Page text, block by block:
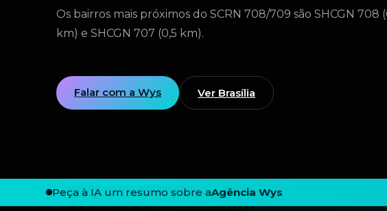
Os bairros mais próximos do SCRN 708/709 são SHCGN
km) e SHCGN 707 (0,5 km).
Falar com a Wys Ver Brasília
Peça à IA um resumo sobre aAgência Wys